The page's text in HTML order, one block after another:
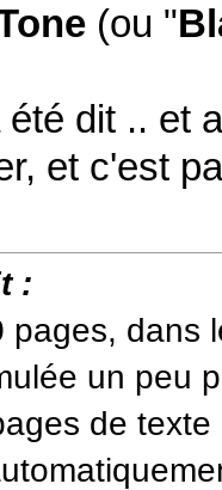
(ou "
dit .. et
et c'est
:
pages, dans
un peu
de